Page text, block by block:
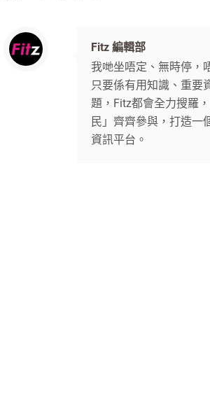
Fitz 編輯部
我哋坐唔定、無時停，
只要係有用知識、重要
題，Fitz都會全力搜羅
民」齊齊參與，打造一
資訊平台。